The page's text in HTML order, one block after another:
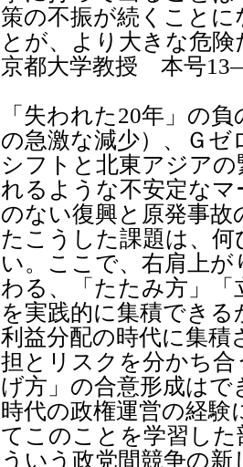
策の不振が続くこと
とが、より大きな危
京都大学教授 本号
「失われた20年」の
の急激な減少）、Ｇ
シフトと北東アジア
れるような不安定な
のない復興と原発事
たこうした課題は、
い。ここで、右肩上
わる、「たたみ方」
を実践的に集積できる
利益分配の時代に集積
担とリスクを分かち
げ方」の合意形成は
時代の政権運営の経
てこのことを学習し
ういう政党間競争の